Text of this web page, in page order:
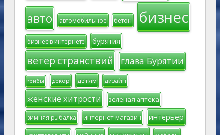
авто автомобильное бетон бизнес
бизнес в интернете бурятия
ветер странствий глава Бурятии
грибы декор детям дизайн
женские хитрости зеленая аптека
зимняя рыбалка интернет магазин интерьер